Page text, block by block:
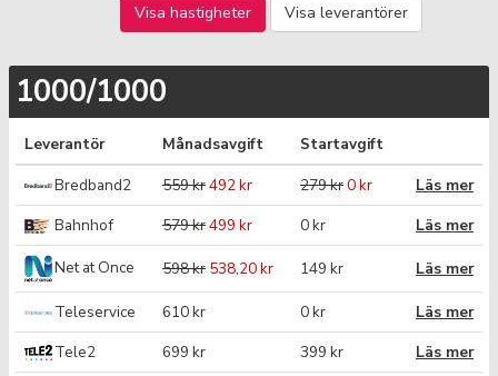
Visa hastigheter Visa leverantörer
1000/1000
Leverantör Månadsavgift
Startavgift
Bredband2
559 kr492 kr 279 kr0 kr
Läs mer
Bahnhof
579 kr499 kr 0 kr
Läs mer
Net at Once
598 kr 538,20 kr 149 kr Läs mer
Teleservice 610 kr 0 kr
Läs mer
Tele2
699 kr 399 kr
Läs mer